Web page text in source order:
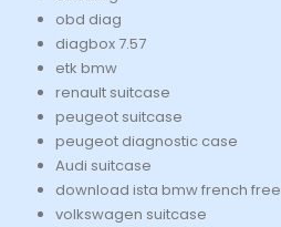
obd diag
diagbox 7.57
etk bmw
renault suitcase
peugeot suitcase
peugeot diagnostic case
Audi suitcase
download ista bmw french free
volkswagen suitcase